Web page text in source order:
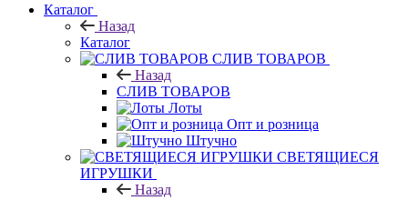
Каталог
Назад
Каталог
CЛИВ ТОВАРОВ
Назад
CЛИВ ТОВАРОВ
Лоты
Опт и розница
Штучно
СВЕТЯЩИЕСЯ
ИГРУШКИ
Назад